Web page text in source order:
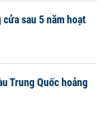
sau 5 năm hoạt
Trung Quốc hoảng